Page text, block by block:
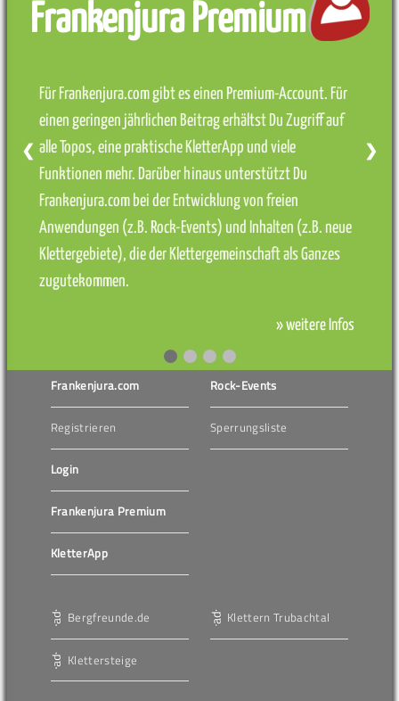
Frankenjura Premium
Für Frankenjura.com gibt es einen Premium-Account. Für
einen geringen jährlichen Beitrag erhältst Du Zugriff auf
alle Topos, eine praktische KletterApp und viele
Funktionen mehr. Darüber hinaus unterstützt Du
Frankenjura.com bei der Entwicklung von freien
Anwendungen (z.B. Rock-Events) und Inhalten (z.B. neue
Klettergebiete), die der Klettergemeinschaft als Ganzes
zugutekommen.
» weitere Infos
❮ ❯
Frankenjura.com
Registrieren
Login
Frankenjura Premium
KletterApp
Rock-Events
Sperrungsliste
Bergfreunde.de
Klettersteige
Klettern Trubachtal